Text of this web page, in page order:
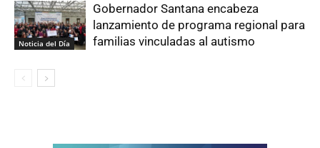
Noticia del Día
Gobernador Santana encabeza
lanzamiento de programa regional para
familias vinculadas al autismo